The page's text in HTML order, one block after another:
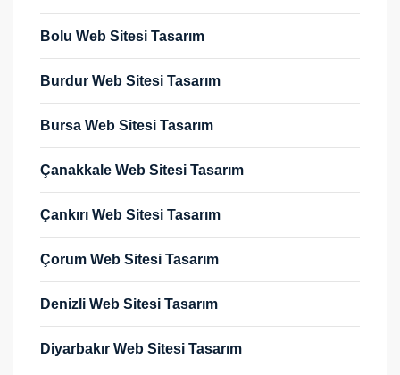
Bolu Web Sitesi Tasarım
Burdur Web Sitesi Tasarım
Bursa Web Sitesi Tasarım
Çanakkale Web Sitesi Tasarım
Çankırı Web Sitesi Tasarım
Çorum Web Sitesi Tasarım
Denizli Web Sitesi Tasarım
Diyarbakır Web Sitesi Tasarım